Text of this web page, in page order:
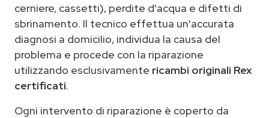
cerniere, cassetti), perdite d'acqua e difetti di
sbrinamento. Il tecnico effettua un'accurata
diagnosi a domicilio, individua la causa del
problema e procede con la riparazione
utilizzando esclusivamente ricambi originali Rex
certificati.
Ogni intervento di riparazione è coperto da